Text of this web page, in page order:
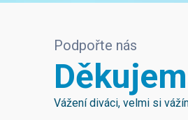
Podpořte nás
Vážení diváci, velmi si